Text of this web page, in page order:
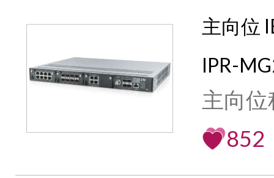
主向位
IPR-
主向
852